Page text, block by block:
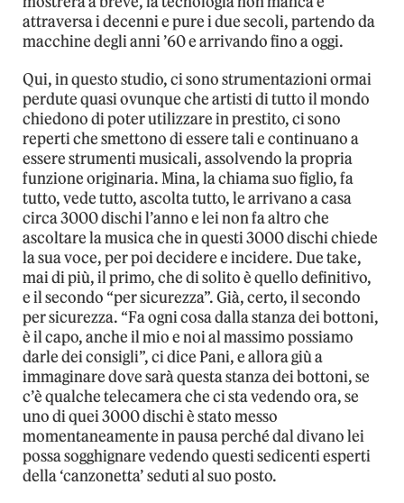
attraversa i decenni e pure i due secoli, partendo da
macchine degli anni ’60 e arrivando fino a oggi.
Qui, in questo studio, ci sono strumentazioni ormai
perdute quasi ovunque che artisti di tutto il mondo
chiedono di poter utilizzare in prestito, ci sono
reperti che smettono di essere tali e continuano a
essere strumenti musicali, assolvendo la propria
funzione originaria. Mina, la chiama suo figlio, fa
tutto, vede tutto, ascolta tutto, le arrivano a casa
circa 3000 dischi l’anno e lei non fa altro che
ascoltare la musica che in questi 3000 dischi chiede
la sua voce, per poi decidere e incidere. Due take,
mai di più, il primo, che di solito è quello definitivo,
e il secondo “per sicurezza”. Già, certo, il secondo
per sicurezza. “Fa ogni cosa dalla stanza dei bottoni,
è il capo, anche il mio e noi al massimo possiamo
darle dei consigli”, ci dice Pani, e allora giù a
immaginare dove sarà questa stanza dei bottoni, se
c’è qualche telecamera che ci sta vedendo ora, se
uno di quei 3000 dischi è stato messo
momentaneamente in pausa perché dal divano lei
possa sogghignare vedendo questi sedicenti esperti
della ‘canzonetta’ seduti al suo posto.